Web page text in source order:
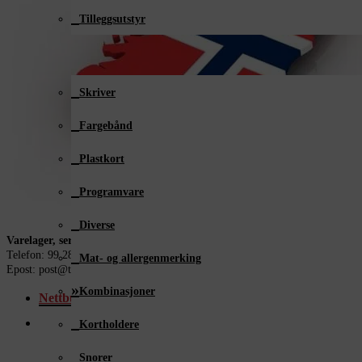
Varelager, service og support i Norge
Telefon: 99 28 58 18
Epost: post@taelektronikk.no
Nettbutikk
Tilleggsutstyr
Plastkortutstyr
Skriver
Fargebånd
Plastkort
Programvare
Diverse
Mat- og allergenmerking
Kombinasjoner
Kortholdere
Snorer